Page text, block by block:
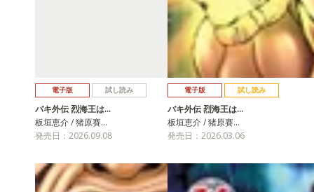
電子版 試し読み
バキ外伝 烈海王は…
板垣恵介 / 猪原賽…
発売日：2026.09.08
電子版 試し読み
バキ外伝 烈海王は…
板垣恵介 / 猪原賽…
発売日：2026.03.06